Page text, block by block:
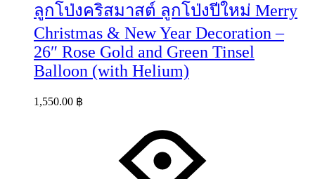
ลูกโป่งคริสมาสต์ ลูกโป่งปีใหม่ Merry
Christmas & New Year Decoration –
26″ Rose Gold and Green Tinsel
Balloon (with Helium)
1,550.00 ฿